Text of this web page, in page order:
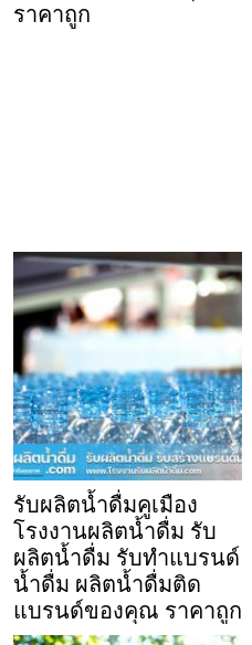
ราคาถูก
รับผลิตน้ำดื่มคูเมือง
โรงงานผลิตน้ำดื่ม รับ
ผลิตน้ำดื่ม รับทำแบรนด์
น้ำดื่ม ผลิตน้ำดื่มติด
แบรนด์ของคุณ ราคาถูก